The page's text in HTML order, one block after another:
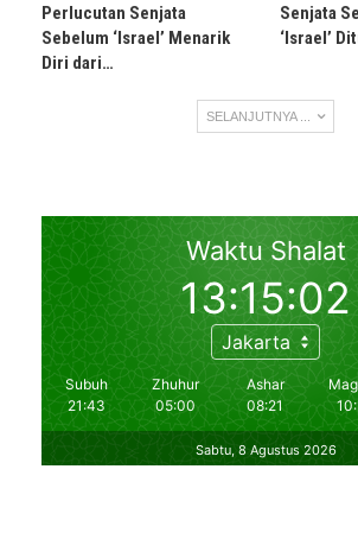
Perlucutan Senjata
Sebelum ‘Israel’ Menarik
Diri dari…
Senjata
‘Israel’
SELANJUTNYA ...